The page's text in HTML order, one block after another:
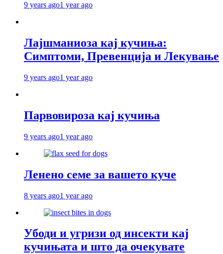
9 years ago1 year ago
Лајшманиоза кај кучиња:
Симптоми, Превенција и Лекување
9 years ago1 year ago
Парвовироза кај кучиња
9 years ago1 year ago
Ленено семе за вашето куче
8 years ago1 year ago
Убоди и угризи од инсекти кај
кучињата и што да очекувате